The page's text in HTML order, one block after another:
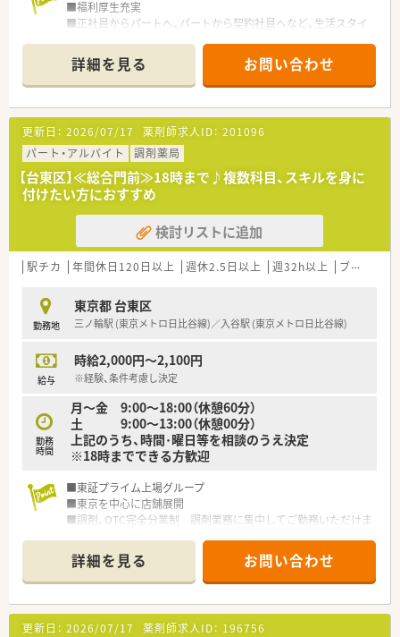
■福利厚生充実
■正社員からパートへ、パートから契約社員へなど、生活スタイ
詳細を見る お問い合わせ
更新日： 2026/07/17 薬剤師求人ID： 201096
パート・アルバイト
調剤薬局
【台東区】≪総合門前≫18時まで♪複数科目、スキルを身に
付けたい方におすすめ
検討リストに追加
駅チカ 年間休日120日以上 週休2.5日以上 週32h以上 ブランク可
勤務地
東京都 台東区
三ノ輪駅 (東京メトロ日比谷線)／入谷駅 (東京メトロ日比谷線)
給与
時給2,000円～2,100円
※経験、条件考慮し決定
勤務
時間
月～金 9:00～18:00（休憩60分）
土 9:00～13:00（休憩00分）
上記のうち、時間･曜日等を相談のうえ決定
※18時までできる方歓迎
■東証プライム上場グループ
■東京を中心に店舗展開
■調剤、OTC完全分業制 調剤業務に集中してご勤務いただけま
詳細を見る お問い合わせ
更新日： 2026/07/17 薬剤師求人ID： 196756